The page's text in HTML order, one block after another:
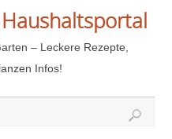
– Leckere Rezepte,
Infos!